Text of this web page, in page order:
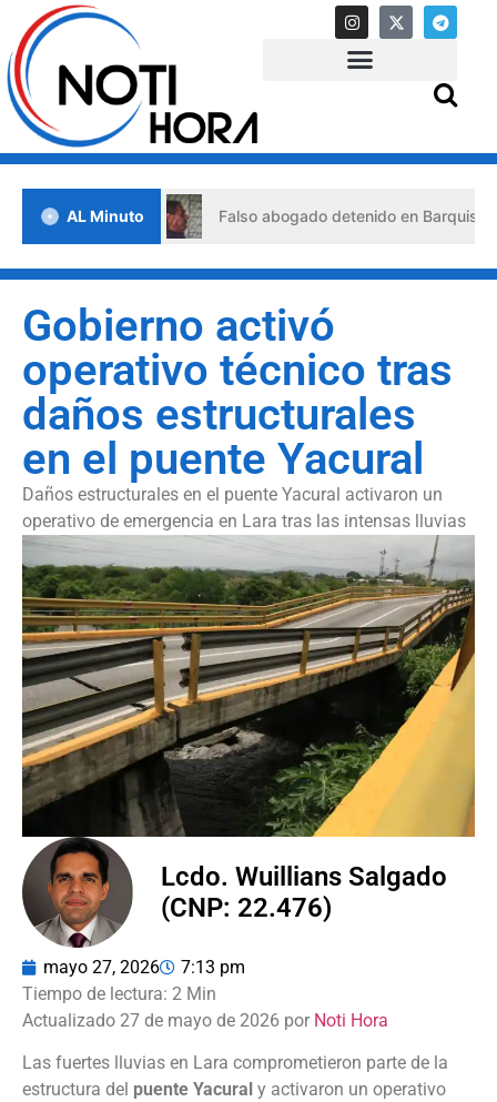
AL Minuto
crisis Falso abogado detenido en Barquisimeto:
Gobierno activó
operativo técnico tras
daños estructurales
en el puente Yacural
Daños estructurales en el puente Yacural activaron un
operativo de emergencia en Lara tras las intensas lluvias
Lcdo. Wuillians Salgado
(CNP: 22.476)
mayo 27, 2026 7:13 pm
Actualizado 27 de mayo de 2026 por Noti Hora
Las fuertes lluvias en Lara comprometieron parte de la
estructura del puente Yacural y activaron un operativo